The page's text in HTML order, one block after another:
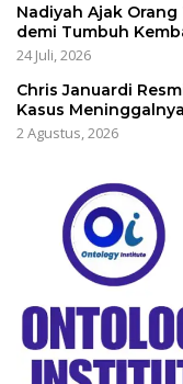
Nadiyah Ajak
demi Tumbuh
24 Juli, 2026
Chris Januardi
Kasus
2 Agustus, 2026